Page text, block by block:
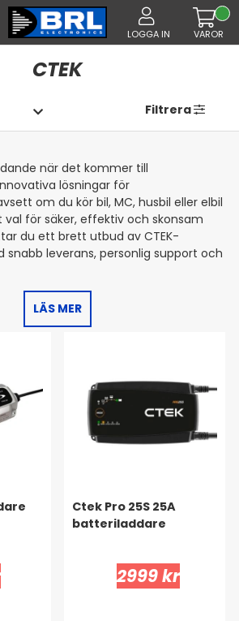
LOGGA IN VAROR
CTEK
när det kommer till
lösningar för
om du kör bil, MC, husbil eller elbil
val för säker, effektiv och skonsam
du ett brett utbud av CTEK-
snabb leverans, personlig support och
LÄS MER
Filtrera
Ctek Pro 25S 25A
batteriladdare
2999 kr